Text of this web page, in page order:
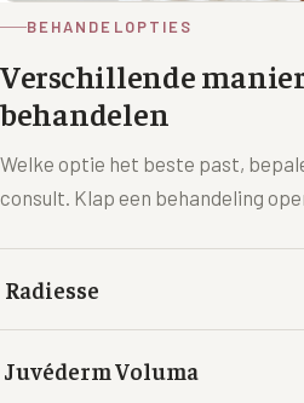
BEHANDELOPTIES
Verschillende
behandelen
Welke optie het beste past,
consult. Klap een behandeling
Radiesse
Juvéderm Voluma